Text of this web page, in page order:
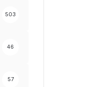
503
46
57